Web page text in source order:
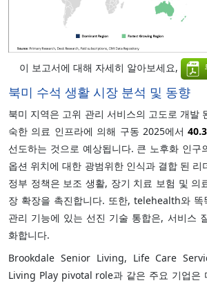
이 보고서에 대해 자세히 알아보세요,
북미 수석 생활 시장 분석 및 동향
북미 지역은 고위 관리 서비스의 고도로 개발
숙한 의료 인프라에 의해 구동 2025에서
선도하는 것으로 예상됩니다. 큰 노후화 인
옵션 위치에 대한 광범위한 인식과 결합 된
정부 정책은 보조 생활, 장기 치료 보험 및 의
장 확장을 촉진합니다. 또한, telehealth와 똑
관리 기능에 있는 선진 기술 통합은, 서비스
화합니다.
Brookdale Senior Living, Life Care
Living Play pivotal role과 같은 주요 기업은